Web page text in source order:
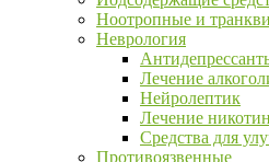
Ноотропные и
Неврология
Лечение
Нейролептик
Лечение
Средства для
Противоязвенные